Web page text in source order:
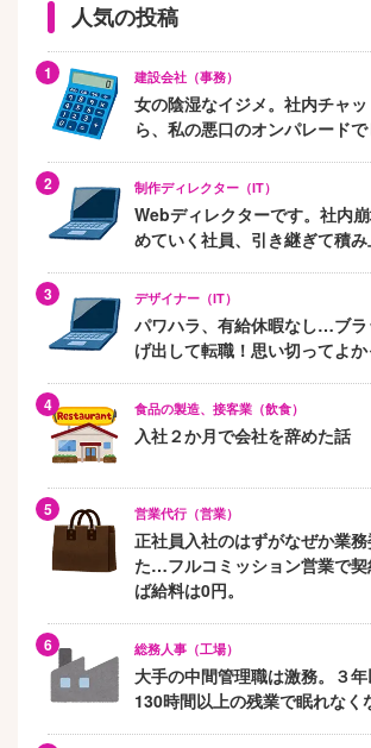
人気の投稿
建設会社（事務）
女の陰湿なイジメ。社内チャ
ら、私の悪口のオンパレード
制作ディレクター（IT）
Webディレクターです。社内
めていく社員、引き継ぎて積
デザイナー（IT）
パワハラ、有給休暇なし…ブ
げ出して転職！思い切ってよか
食品の製造、接客業（飲食）
入社２か月で会社を辞めた話
営業代行（営業）
正社員入社のはずがなぜか業
た…フルコミッション営業で
ば給料は0円。
総務人事（工場）
大手の中間管理職は激務。３
130時間以上の残業で眠れなく